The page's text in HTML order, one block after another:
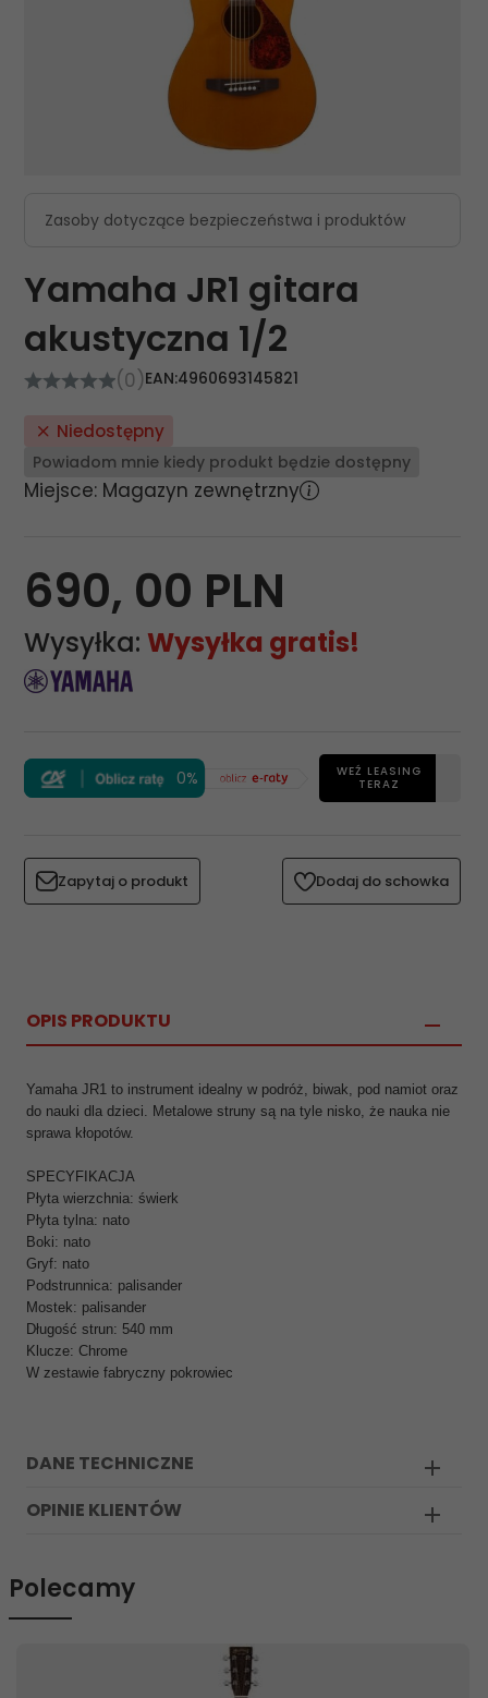
Zasoby dotyczące bezpieczeństwa i produktów
Yamaha JR1 gitara
akustyczna 1/2
(0)EAN:4960693145821
Niedostępny
Powiadom mnie kiedy produkt będzie dostępny
Miejsce: Magazyn zewnętrzny
690, 00 PLN
Wysyłka: Wysyłka gratis!
0%
WEŹ LEASING
TERAZ
Zapytaj o produkt Dodaj do schowka
OPIS PRODUKTU
Yamaha JR1 to instrument idealny w podróż, biwak, pod namiot oraz
do nauki dla dzieci. Metalowe struny są na tyle nisko, że nauka nie
sprawa kłopotów.
SPECYFIKACJA
Płyta wierzchnia: świerk
Płyta tylna: nato
Boki: nato
Gryf: nato
Podstrunnica: palisander
Mostek: palisander
Długość strun: 540 mm
Klucze: Chrome
W zestawie fabryczny pokrowiec
DANE TECHNICZNE
OPINIE KLIENTÓW
Polecamy